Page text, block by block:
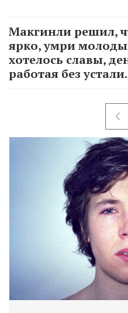
Макгинли решил,
ярко, умри
хотелось славы,
работая без устали.